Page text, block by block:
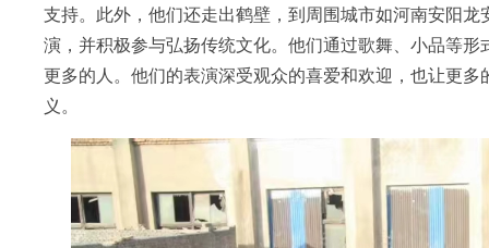
支持。此外，他们还走出鹤壁，到周围城市如河南安阳
演，并积极参与弘扬传统文化。他们通过歌舞、小品等
更多的人。他们的表演深受观众的喜爱和欢迎，也让更
义。